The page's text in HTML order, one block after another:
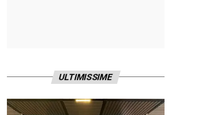
ULTIMISSIME